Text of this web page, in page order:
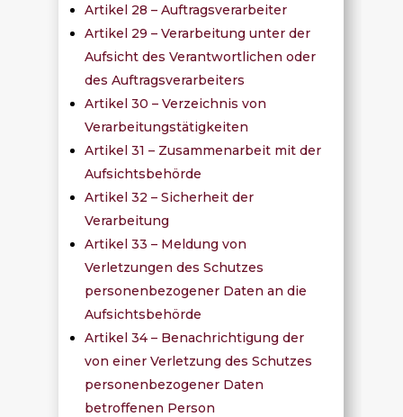
Artikel 28 – Auftragsverarbeiter
Artikel 29 – Verarbeitung unter der
Aufsicht des Verantwortlichen oder
des Auftragsverarbeiters
Artikel 30 – Verzeichnis von
Verarbeitungstätigkeiten
Artikel 31 – Zusammenarbeit mit der
Aufsichtsbehörde
Artikel 32 – Sicherheit der
Verarbeitung
Artikel 33 – Meldung von
Verletzungen des Schutzes
personenbezogener Daten an die
Aufsichtsbehörde
Artikel 34 – Benachrichtigung der
von einer Verletzung des Schutzes
personenbezogener Daten
betroffenen Person